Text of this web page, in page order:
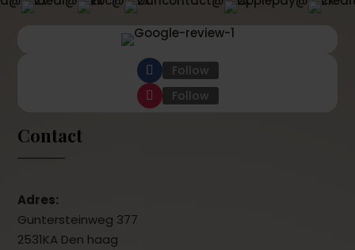
Follow
Follow
Contact
Adres:
Guntersteinweg 377
2531KA Den haag